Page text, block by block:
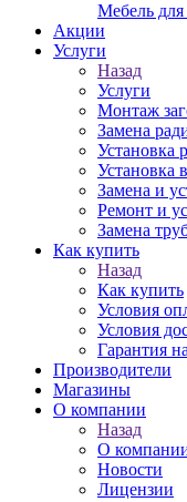
Мебель
Акции
Услуги
Назад
Услуги
Монтаж
Замена
Установка
Установка
Замена и
Ремонт и
Замена
Как купить
Назад
Как купить
Условия
Условия
Гарантия
Производители
Магазины
О компании
Назад
О
Новости
Лицензии